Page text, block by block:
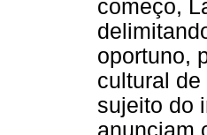
começo,
oportuno,
cultural
sujeito do
anunciam